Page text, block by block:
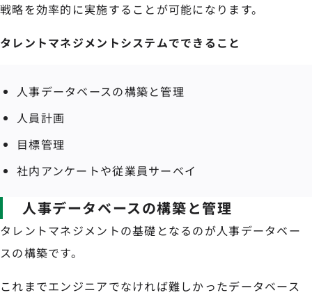
戦略を効率的に実施することが可能になります。
タレントマネジメントシステムでできること
人事データベースの構築と管理
人員計画
目標管理
社内アンケートや従業員サーベイ
人事データベースの構築と管理
タレントマネジメントの基礎となるのが人事データベー
スの構築です。
これまでエンジニアでなければ難しかったデータベース